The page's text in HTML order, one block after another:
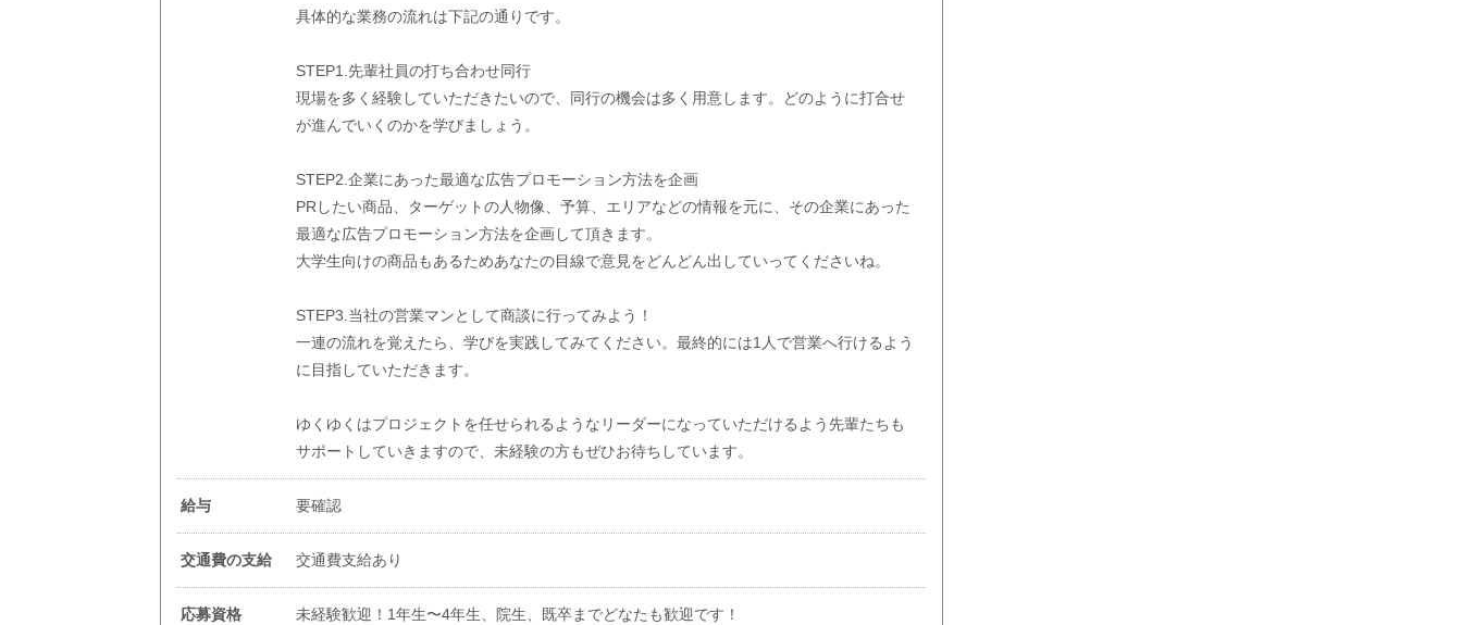
具体的な業務の流れは下記の通りです。
STEP1.先輩社員の打ち合わせ同行
現場を多く経験していただきたいので、同行の機会は多く用意します。どのように打合せ
が進んでいくのかを学びましょう。
STEP2.企業にあった最適な広告プロモーション方法を企画
PRしたい商品、ターゲットの人物像、予算、エリアなどの情報を元に、その企業にあった
最適な広告プロモーション方法を企画して頂きます。
大学生向けの商品もあるためあなたの目線で意見をどんどん出していってくださいね。
STEP3.当社の営業マンとして商談に行ってみよう！
一連の流れを覚えたら、学びを実践してみてください。最終的には1人で営業へ行けるよう
に目指していただきます。
ゆくゆくはプロジェクトを任せられるようなリーダーになっていただけるよう先輩たちも
サポートしていきますので、未経験の方もぜひお待ちしています。
給与 要確認
交通費の支給 交通費支給あり
応募資格 未経験歓迎！1年生〜4年生、院生、既卒までどなたも歓迎です！